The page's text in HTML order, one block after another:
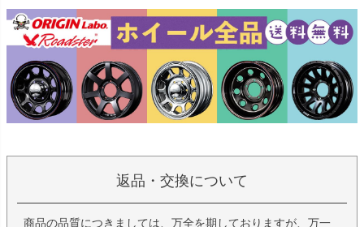
返品・交換について
商品の品質につきましては、万全を期しておりますが、万一